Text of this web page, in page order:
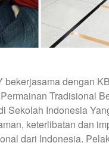
dengan
Tradisional
Sekolah Indonesia
keterlibatan dan
dari Indonesia.